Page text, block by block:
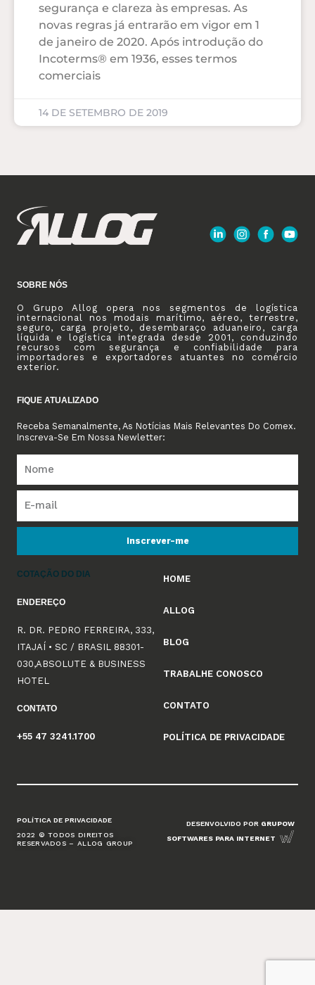
segurança e clareza às empresas. As
novas regras já entrarão em vigor em 1
de janeiro de 2020. Após introdução do
Incoterms® em 1936, esses termos
comerciais
14 DE SETEMBRO DE 2019
SOBRE NÓS
O Grupo Allog opera nos segmentos de logística
internacional nos modais marítimo, aéreo, terrestre,
seguro, carga projeto, desembaraço aduaneiro, carga
líquida e logística integrada desde 2001, conduzindo
recursos com segurança e confiabilidade para
importadores e exportadores atuantes no comércio
exterior.
FIQUE ATUALIZADO
Receba Semanalmente, As Notícias Mais Relevantes Do Comex.
Inscreva-Se Em Nossa Newletter:
Inscrever-me
COTAÇÃO DO DIA
ENDEREÇO
R. DR. PEDRO FERREIRA, 333,
ITAJAÍ • SC / BRASIL 88301-
030,ABSOLUTE & BUSINESS
HOTEL
CONTATO
+55 47 3241.1700
HOME
ALLOG
BLOG
TRABALHE CONOSCO
CONTATO
POLÍTICA DE PRIVACIDADE
POLÍTICA DE PRIVACIDADE
2022 © TODOS DIREITOS
RESERVADOS – ALLOG GROUP
DESENVOLVIDO POR GRUPOW
SOFTWARES PARA INTERNET